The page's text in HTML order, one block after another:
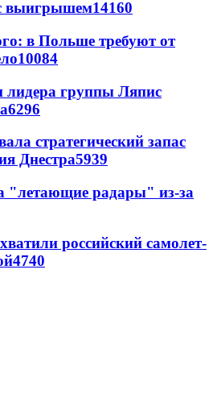
выигрышем14160
в Польше требуют от
10084
лидера группы Ляпис
6296
стратегический запас
Днестра5939
"летающие радары" из-за
российский самолет-
4740